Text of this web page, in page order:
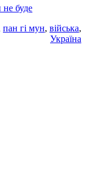
не буде
пан гі мун, війська,
Україна